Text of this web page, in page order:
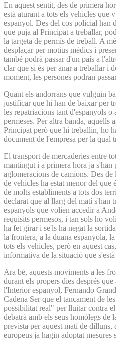
En aquest sentit, des de primera
està aturant a tots els vehicles que
espanyol. Des del cos policial han
que puja al Principat a treballar,
la targeta de permís de treball. A
desplaçar per motius mèdics i
també podrà passar d'un país a
clar que si és per anar a treballar i
moment, les persones podran
Quant els andorrans que vulguin
justificar que hi han de baixar per
les repatriacions tant d'espanyols o
permeses. Per altra banda, aquells
Principat però que hi treballin, ho
document de l'empresa per la qual
El transport de mercaderies entre
mantingut i a primera hora ja s'han
aglomeracions de camions. Des
de vehicles ha estat menor del que
de molts establiments a tots dos
declarat que al llarg del matí s'han
espanyols que volien accedir a
requisits permesos, i tan sols ho
ha fet girar i se'ls ha negat la
la frontera, a la duana espanyola,
tots els vehicles, però en aquest
informativa de la situació que
Ara bé, aquests moviments a les
durant els propers dies després
l'Interior espanyol, Fernando
Cadena Ser que el tancament de
possibilitat real" per lluitar contra
debatrà amb els seus homòlegs
prevista per aquest matí de dilluns,
europeus ja hagin adoptat mesures